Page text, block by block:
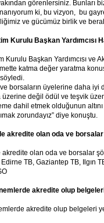
görenlersiniz. Bunları
ki, bu vizyon, bu
ve gücümüz birlik ve
Kurulu Başkan Yardımcısı
Kurulu Başkan Yardımcısı ve
katma değer yaratma
borsaların üyelerine daha
değil ödül ve teşvik
dahil etmek olduğunun
zorundayız” diye konuştu.
akredite olan oda ve borsalar
akredite olan oda ve borsalar
TB, Gaziantep TB, Ilgın
akredite olup
akredite olup belgeleri